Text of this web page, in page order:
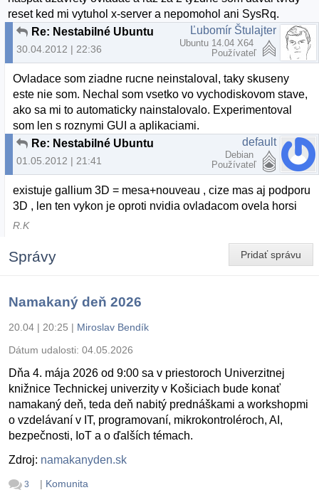
reset ked mi vytuhol x-server a nepomohol ani SysRq.
Re: Nestabilné Ubuntu
30.04.2012 | 22:36
Ľubomír Štulajter
Ubuntu 14.04 X64
Používateľ
Ovladace som ziadne rucne neinstaloval, taky skuseny
este nie som. Nechal som vsetko vo vychodiskovom stave,
ako sa mi to automaticky nainstalovalo. Experimentoval
som len s roznymi GUI a aplikaciami.
Re: Nestabilné Ubuntu
01.05.2012 | 21:41
default
Debian
Používateľ
existuje gallium 3D = mesa+nouveau , cize mas aj podporu
3D , len ten vykon je oproti nvidia ovladacom ovela horsi
R.K
Pridať správu
Správy
Namakaný deň 2026
20.04 | 20:25 | Miroslav Bendík
Dátum udalosti: 04.05.2026
Dňa 4. mája 2026 od 9:00 sa v priestoroch Univerzitnej
knižnice Technickej univerzity v Košiciach bude konať
namakaný deň, teda deň nabitý prednáškami a workshopmi
o vzdelávaní v IT, programovaní, mikrokontroléroch, AI,
bezpečnosti, IoT a o ďalších témach.
Zdroj: namakanyden.sk
3 | Komunita